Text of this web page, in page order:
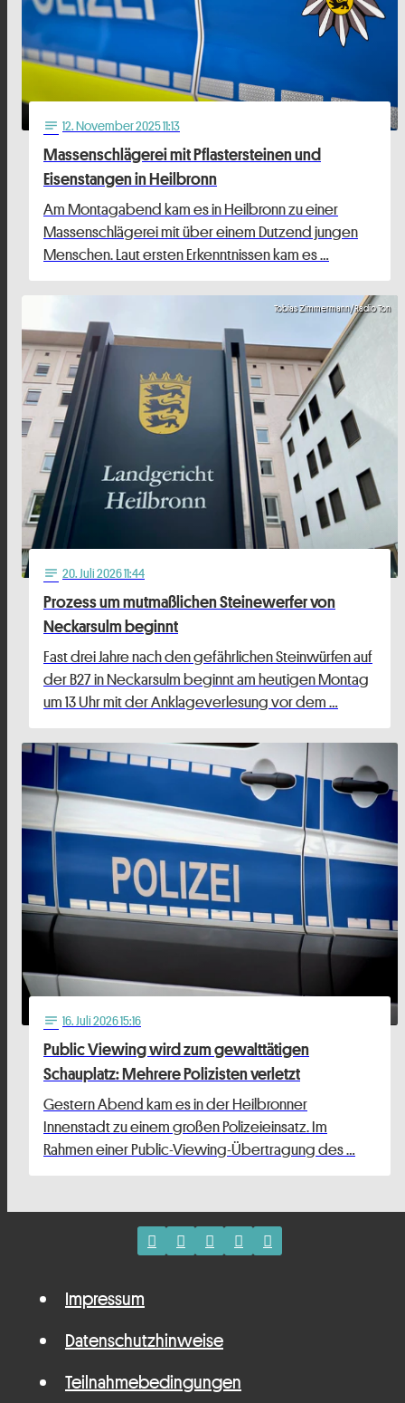
notes 12. November 2025 11:13
Massenschlägerei mit Pflastersteinen und
Eisenstangen in Heilbronn
Am Montagabend kam es in Heilbronn zu einer
Massenschlägerei mit über einem Dutzend jungen
Menschen. Laut ersten Erkenntnissen kam es …
Tobias Zimmermann/Radio Ton
notes 20. Juli 2026 11:44
Prozess um mutmaßlichen Steinewerfer von
Neckarsulm beginnt
Fast drei Jahre nach den gefährlichen Steinwürfen auf
der B27 in Neckarsulm beginnt am heutigen Montag
um 13 Uhr mit der Anklageverlesung vor dem …
notes 16. Juli 2026 15:16
Public Viewing wird zum gewalttätigen
Schauplatz: Mehrere Polizisten verletzt
Gestern Abend kam es in der Heilbronner
Innenstadt zu einem großen Polizeieinsatz. Im
Rahmen einer Public-Viewing-Übertragung des …
Impressum
Datenschutzhinweise
Teilnahmebedingungen